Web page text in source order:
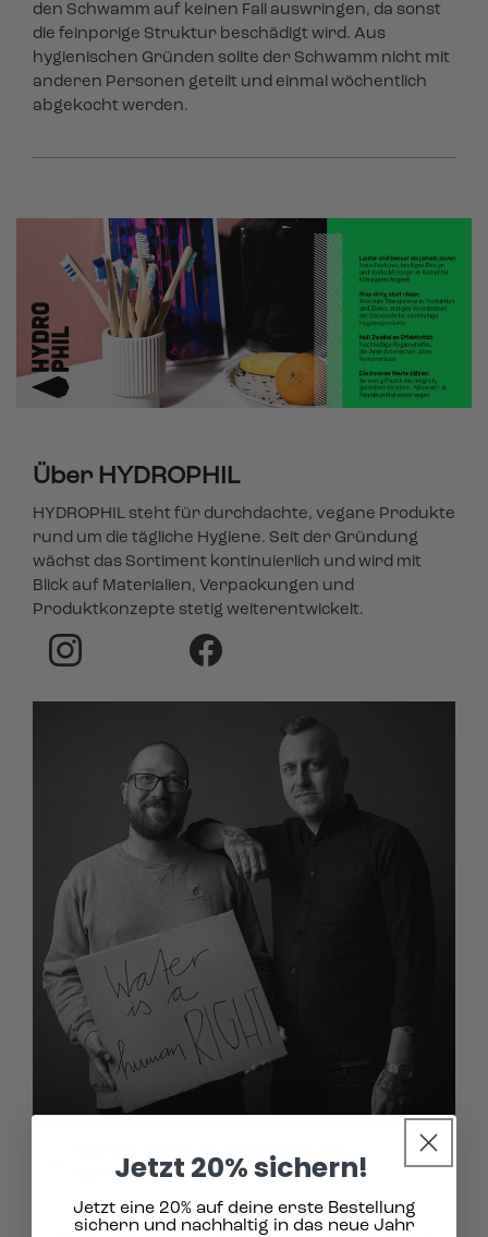
den Schwamm auf keinen Fall auswringen, da sonst
die feinporige Struktur beschädigt wird. Aus
hygienischen Gründen sollte der Schwamm nicht mit
anderen Personen geteilt und einmal wöchentlich
abgekocht werden.
Über HYDROPHIL
HYDROPHIL steht für durchdachte, vegane Produkte
rund um die tägliche Hygiene. Seit der Gründung
wächst das Sortiment kontinuierlich und wird mit
Blick auf Materialien, Verpackungen und
Produktkonzepte stetig weiterentwickelt.
Woraus bestehen die Borsten der
Bambus-Zahnbürste?
Jetzt 20% sichern!
Jetzt eine 20% auf deine erste Bestellung
sichern und nachhaltig in das neue Jahr